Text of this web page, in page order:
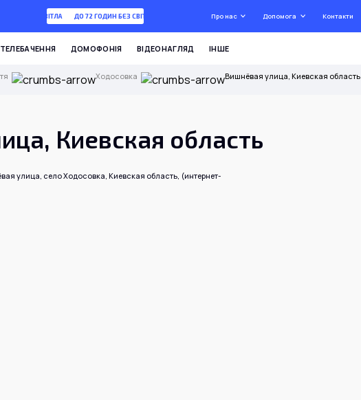
ГОДИН БЕЗ СВІТЛА ДО 72 ГОДИН БЕЗ СВІТЛА Про нас Допомога Контакти
ТЕЛЕБАЧЕННЯ ДОМОФОНІЯ ВІДЕОНАГЛЯД ІНШЕ
Ходосовка Вишнёвая улица, Киевская область
Киевская область
улица, село Ходосовка, Киевская область, (интернет-